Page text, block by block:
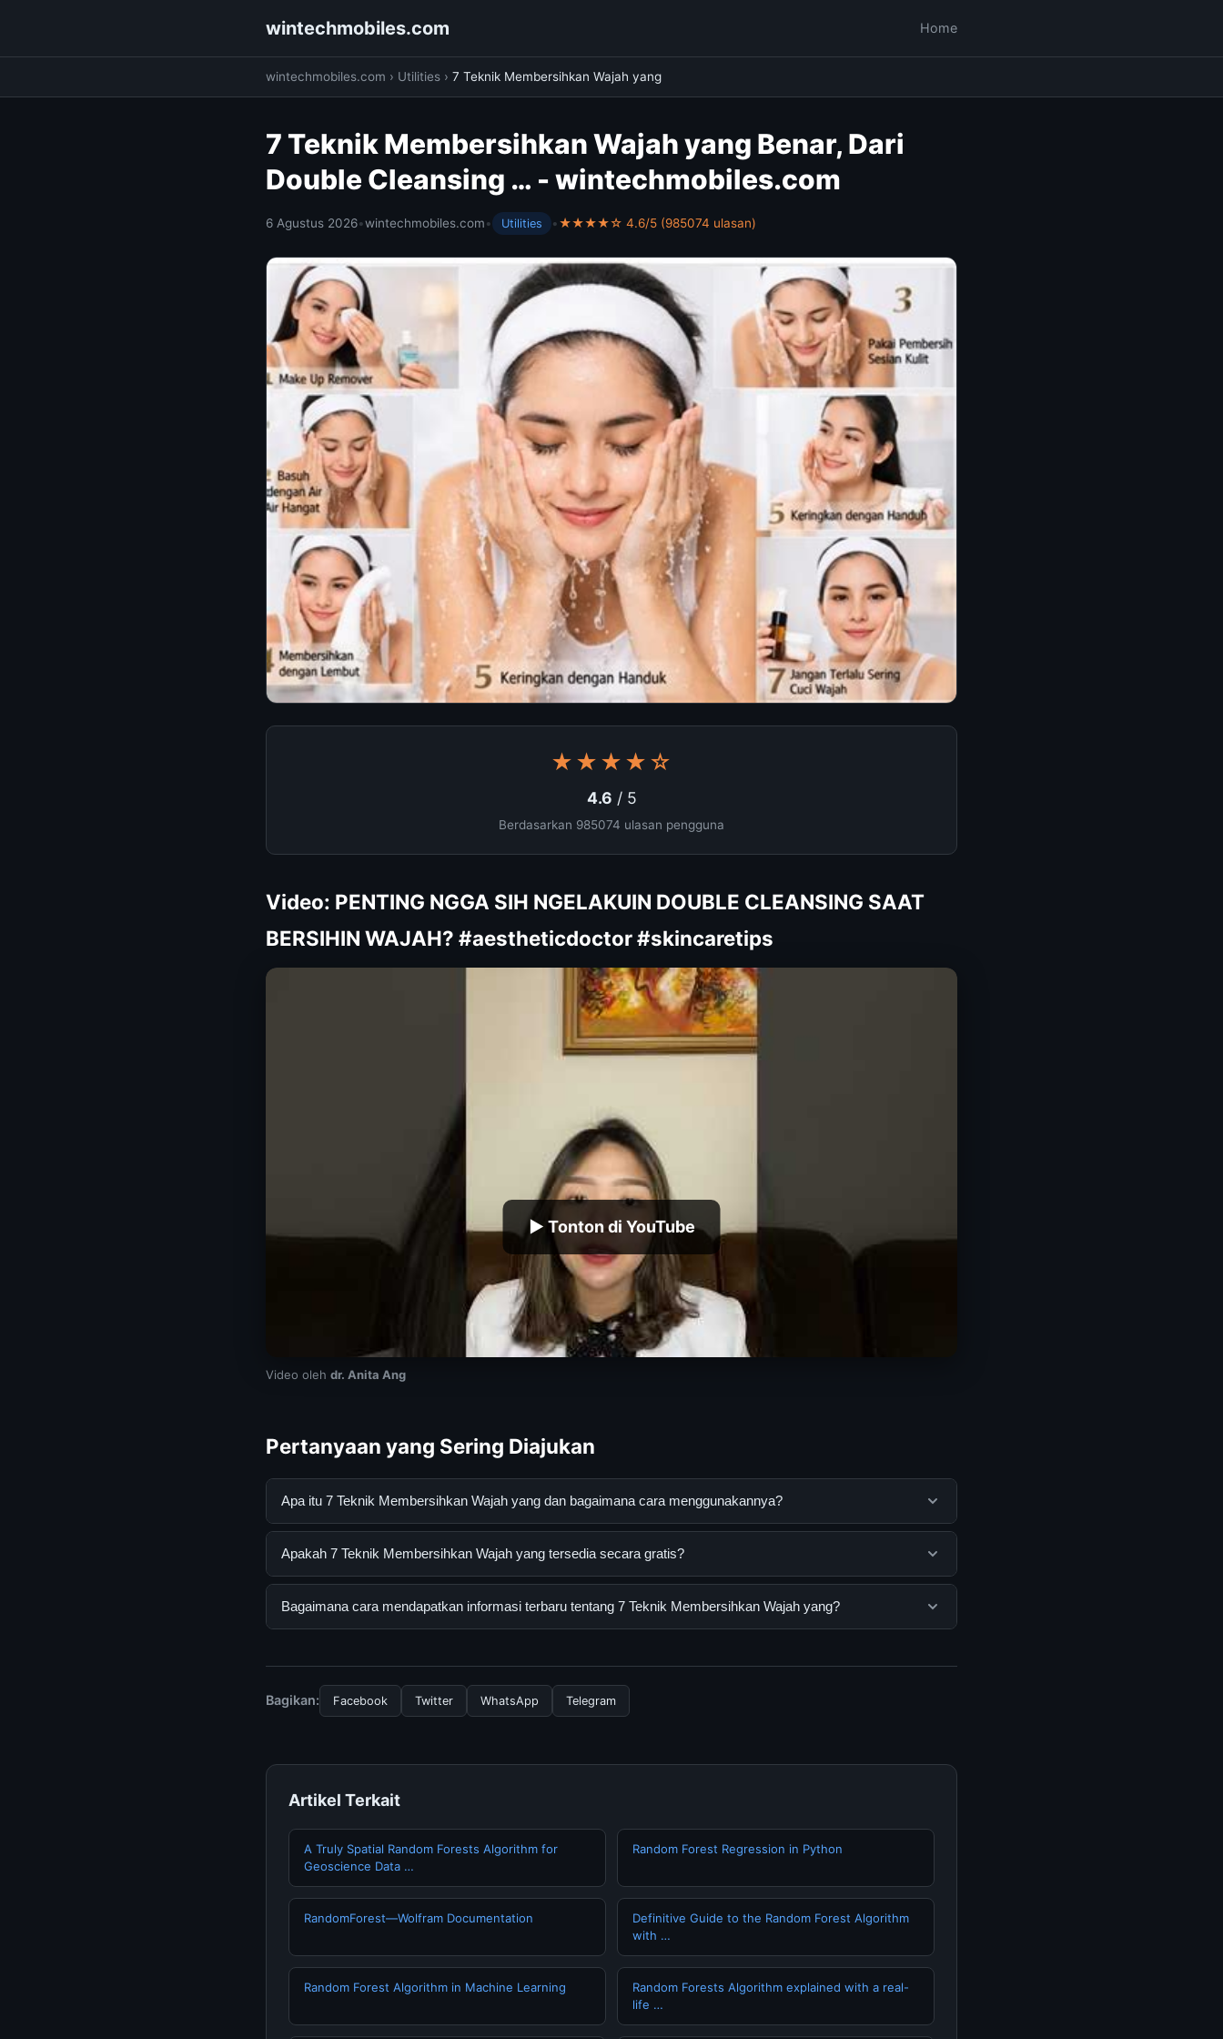
wintechmobiles.com Home
wintechmobiles.com › Utilities › 7 Teknik Membersihkan Wajah yang
7 Teknik Membersihkan Wajah yang Benar, Dari
Double Cleansing … - wintechmobiles.com
6 Agustus 2026•wintechmobiles.com• Utilities •★★★★☆ 4.6/5 (985074 ulasan)
★★★★☆
4.6 / 5
Berdasarkan 985074 ulasan pengguna
Video: PENTING NGGA SIH NGELAKUIN DOUBLE CLEANSING SAAT
BERSIHIN WAJAH? #aestheticdoctor #skincaretips
▶ Tonton di YouTube
Video oleh dr. Anita Ang
Pertanyaan yang Sering Diajukan
Apa itu 7 Teknik Membersihkan Wajah yang dan bagaimana cara menggunakannya?
7 Teknik Membersihkan Wajah yang adalah layanan digital yang dirancang untuk membantu pengguna
resmi dan mengikuti panduan yang tersedia.
Apakah 7 Teknik Membersihkan Wajah yang tersedia secara gratis?
Ya, 7 Teknik Membersihkan Wajah yang dapat diakses secara gratis oleh semua pengguna. Tidak ada biaya
Bagaimana cara mendapatkan informasi terbaru tentang 7 Teknik Membersihkan Wajah yang?
terpercaya.
Bagikan: Facebook Twitter WhatsApp Telegram
Artikel Terkait
A Truly Spatial Random Forests Algorithm for
Geoscience Data …
Random Forest Regression in Python
RandomForest—Wolfram Documentation
Definitive Guide to the Random Forest Algorithm
with …
Random Forest Algorithm in Machine Learning
Random Forests Algorithm explained with a real-
life …